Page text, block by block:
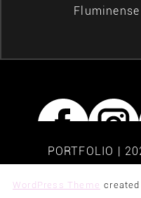
PORTFOLIO |
WordPress Theme